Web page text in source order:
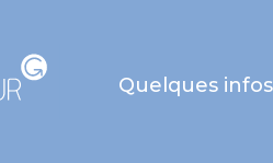
Quelques infos